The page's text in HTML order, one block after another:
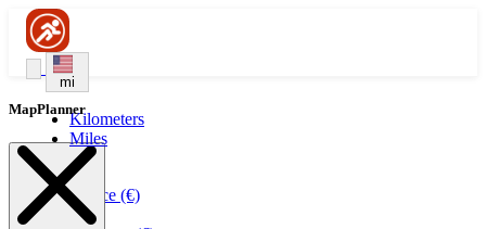
mi
Kilometers
Miles
France (€)
MapPlanner